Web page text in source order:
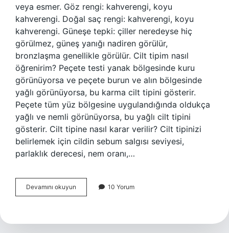
veya esmer. Göz rengi: kahverengi, koyu
kahverengi. Doğal saç rengi: kahverengi, koyu
kahverengi. Güneşe tepki: çiller neredeyse hiç
görülmez, güneş yanığı nadiren görülür,
bronzlaşma genellikle görülür. Cilt tipim nasıl
öğrenirim? Peçete testi yanak bölgesinde kuru
görünüyorsa ve peçete burun ve alın bölgesinde
yağlı görünüyorsa, bu karma cilt tipini gösterir.
Peçete tüm yüz bölgesine uygulandığında oldukça
yağlı ve nemli görünüyorsa, bu yağlı cilt tipini
gösterir. Cilt tipine nasıl karar verilir? Cilt tipinizi
belirlemek için cildin sebum salgısı seviyesi,
parlaklık derecesi, nem oranı,…
Devamını okuyun
Tipi
10 Yorum